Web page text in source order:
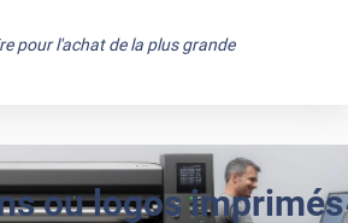
pour l'achat de la plus grande
ou logos imprimés